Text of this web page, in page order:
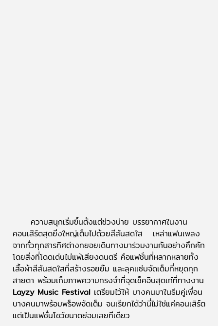
ความสนุกเริ่มขึ้นตั้งแต่ช่วงบ่าย บรรยากาศในงาน
คอนเสิร์ตสุดยิ่งใหญ่เต็มไปด้วยสีสันสดใส เหล่าแฟนเพลง
จากทั่วทุกสารทิศต่างทยอยเดินทางมาร่วมงานกันอย่างคึกคัก
โดยสิ่งที่โดดเด่นไม่แพ้เสียงดนตรี คือแฟชั่นที่หลากหลายทั้ง
เสื้อผ้าสีสันสดใสที่สร้างรอยยิ้ม และลุคแซ่บจัดเต็มที่หยุดทุก
สายตา พร้อมเก็บภาพความทรงจำที่จุดเช็คอินสุดเก๋ที่ทางงาน
Layzy Music Festival เตรียมไว้ให้ บางคนมาในธีมคู่เพื่อน
บางคนมาพร้อมพร็อพจัดเต็ม จนเรียกได้ว่านี่ไม่ใช่แค่คอนเสิร์ต
แต่เป็นแฟชั่นโชว์ขนาดย่อมเลยทีเดียว